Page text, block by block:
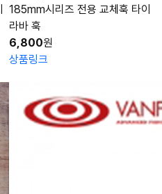
185mm시리즈 전용 교체훅 타이
라바 훅
6,800원
상품링크